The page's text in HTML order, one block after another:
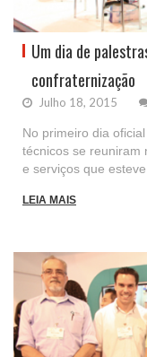
Um dia de
confraternização
Julho 18, 2015
No primeiro dia
técnicos se reuniram
e serviços que
LEIA MAIS